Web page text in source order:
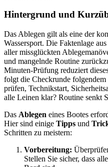
Hintergrund und
Das Ablegen gilt als eine der
Wassersport. Die Faktenlage
aller missglückten
und mangelnde Routine
Minuten-Prüfung reduziert
folgt die Checkrunde
prüfen, Technikstart,
alle Leinen klar? Routine senkt
Das Ablegen eines Bootes
Hier sind einige Tipps und
Schritten zu meistern:
Vorbereitung:
Stellen Sie sicher, dass